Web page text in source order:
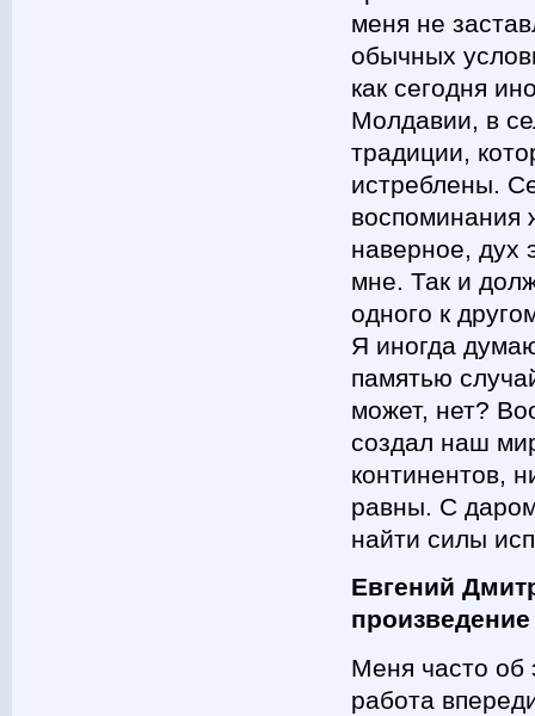
меня не
обычных
как сегодня
Молдавии, в
традиции,
истреблены.
воспоминания
наверное, дух
мне. Так и
одного к
Я иногда
памятью
может, нет?
создал наш
континентов,
равны. С
найти силы
Евгений
Меня часто
работа